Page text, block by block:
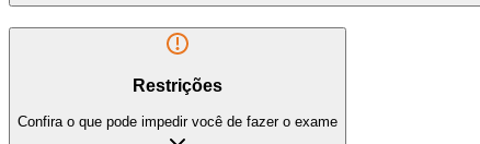
Restrições
Confira o que pode impedir você de fazer o exame